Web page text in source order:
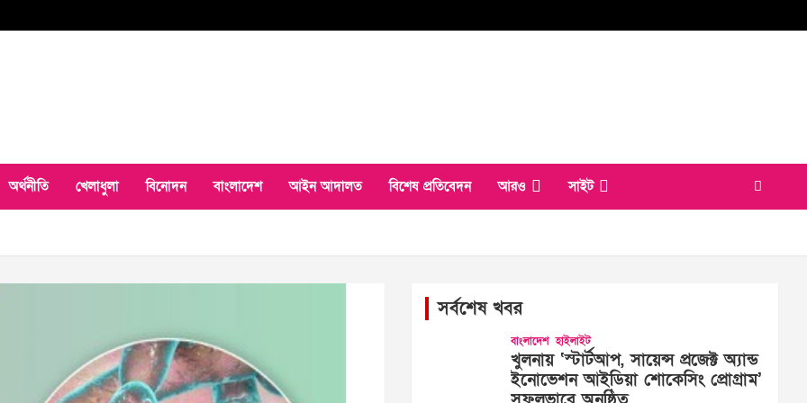
অর্থনীতি খেলাধুলা বিনোদন বাংলাদেশ আইন আদালত বিশেষ প্রতিবেদন আরও সাইট
সর্বশেষ খবর
বাংলাদেশ হাইলাইট
খুলনায় ‘স্টার্টআপ, সায়েন্স প্রজেক্ট অ্যান্ড
ইনোভেশন আইডিয়া শোকেসিং প্রোগ্রাম’